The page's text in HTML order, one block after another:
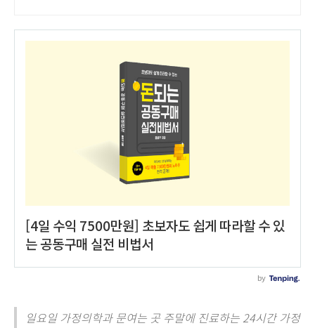
일요일 가정의학과 문여는 곳 주말에 진료하는 24시간 가정